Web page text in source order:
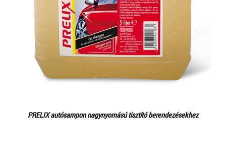
PRELIX autósampon nagynyomású tisztító berendezésekhez